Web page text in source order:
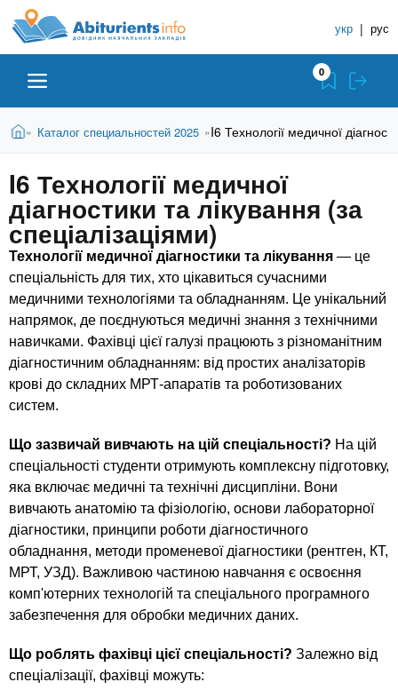
ю
A
b
i
t
u
r
i
e
n
t
s
.
i
n
п
р
в
о
и
к
У
ч
е
б
н
ы
х
з
а
в
е
д
е
н
и
укр | рус
Абитуриенту
Вузы
Колледжи
Курсы
Частные школы
Онлайн курсы
За рубежом
0
В
д
е
с
ь
Главная
» Каталог специальностей 2025 »I6 Технології медичної
I6 Технології медичної
діагностики та лікування (за
спеціалізаціями)
Технології медичної діагностики та лікування — це
спеціальність для тих, хто цікавиться сучасними
медичними технологіями та обладнанням. Це унікальний
напрямок, де поєднуються медичні знання з технічними
навичками. Фахівці цієї галузі працюють з різноманітним
діагностичним обладнанням: від простих аналізаторів
крові до складних МРТ-апаратів та роботизованих
систем.
Що зазвичай вивчають на цій спеціальності? На цій
спеціальності студенти отримують комплексну підготовку,
яка включає медичні та технічні дисципліни. Вони
вивчають анатомію та фізіологію, основи лабораторної
діагностики, принципи роботи діагностичного
обладнання, методи променевої діагностики (рентген, КТ,
МРТ, УЗД). Важливою частиною навчання є освоєння
комп'ютерних технологій та спеціального програмного
забезпечення для обробки медичних даних.
Що роблять фахівці цієї спеціальності? Залежно від
спеціалізації, фахівці можуть: